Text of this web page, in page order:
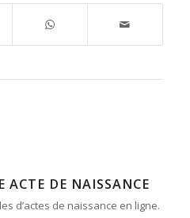
ACTE DE NAISSANCE
d’actes de naissance en ligne.